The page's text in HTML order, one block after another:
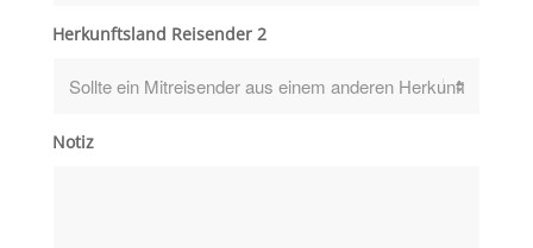
Herkunftsland Reisender 2
Notiz